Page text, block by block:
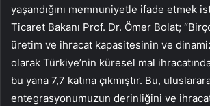
yaşandığını memnuniyetle ifade etmek
Ticaret Bakanı Prof. Dr. Ömer Bolat;
üretim ve ihracat kapasitesinin ve
olarak Türkiye’nin küresel mal
bu yana 7,7 katına çıkmıştır. Bu,
entegrasyonumuzun derinliğini ve